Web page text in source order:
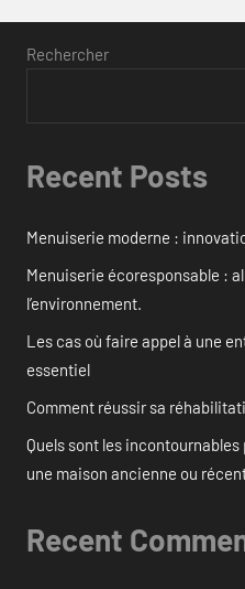
Rechercher
Recent Posts
Menuiserie moderne :
Menuiserie écoresponsable :
l’environnement.
Les cas où faire appel à une
essentiel
Comment réussir sa
Quels sont les
une maison ancienne ou
Recent